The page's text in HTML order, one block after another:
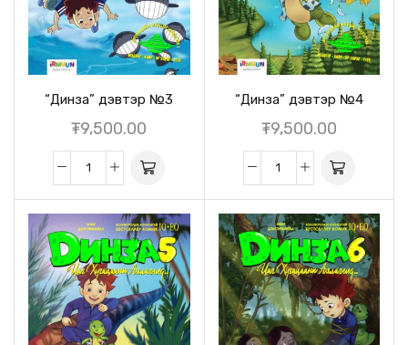
“Динза” дэвтэр №3
₮9,500.00
“Динза” дэвтэр №4
₮9,500.00